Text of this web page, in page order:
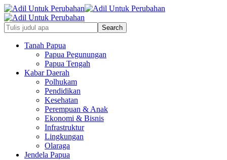
Tanah Papua
Papua Pegunungan
Papua Tengah
Kabar Daerah
Polhukam
Pendidikan
Kesehatan
Perempuan & Anak
Ekonomi & Bisnis
Infrastruktur
Lingkungan
Olaraga
Jendela Papua